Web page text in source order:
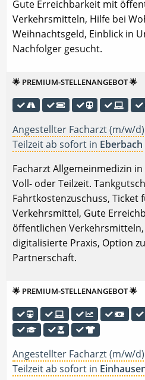
Gute Erreichbarkeit mit
Verkehrsmitteln, Hilfe bei
Weihnachtsgeld, Einblick in
Nachfolger gesucht.
🌟 PREMIUM-STELLENANGEBOT 🌟
Angestellter Facharzt (m/w/
Teilzeit ab sofort in Eberbach
Facharzt Allgemeinmedizin
Voll- oder Teilzeit.
Fahrtkostenzuschuss, Ticket
Verkehrsmittel, Gute
öffentlichen
digitalisierte Praxis, Option
Partnerschaft.
🌟 PREMIUM-STELLENANGEBOT 🌟
Angestellter Facharzt (m/w/
Teilzeit ab sofort in